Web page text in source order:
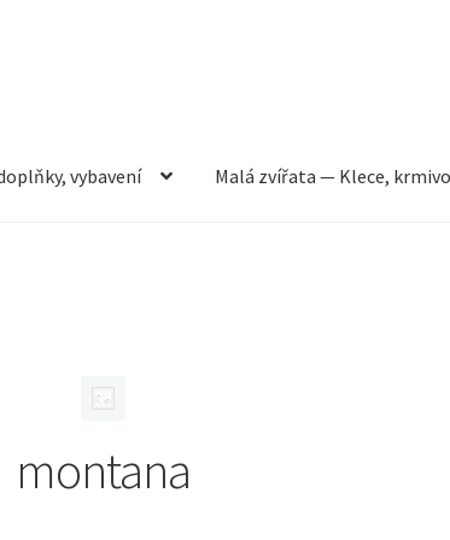
vybavení Malá zvířata — Klece,
montana